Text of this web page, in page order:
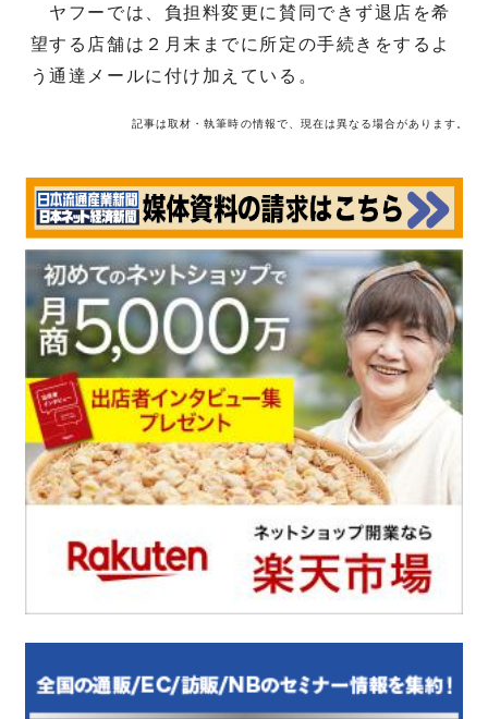
ヤフーでは、負担料変更に賛同できず退店を希
望する店舗は２月末までに所定の手続きをするよ
う通達メールに付け加えている。
記事は取材・執筆時の情報で、現在は異なる場合があります。